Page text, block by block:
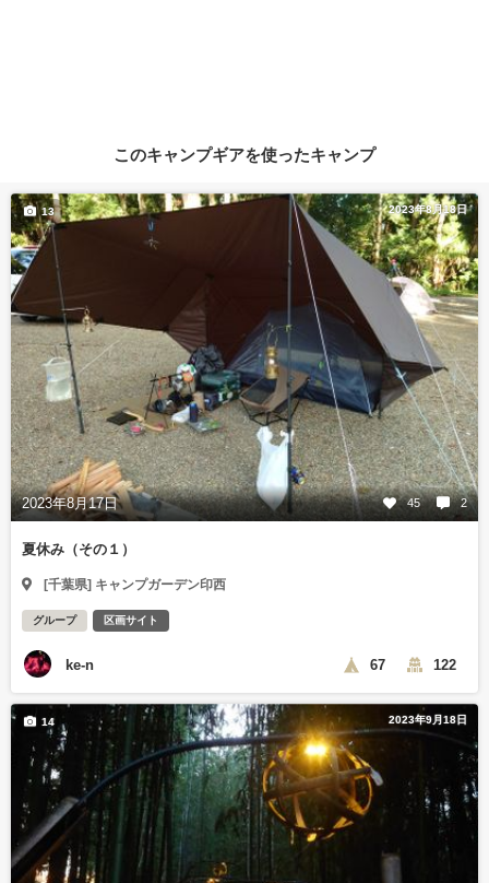
このキャンプギアを使ったキャンプ
2023年8月18日
2023年8月17日 45 2
13
夏休み（その１）
[千葉県] キャンプガーデン印西
グループ 区画サイト
ke-n 67 122
2023年9月18日
14